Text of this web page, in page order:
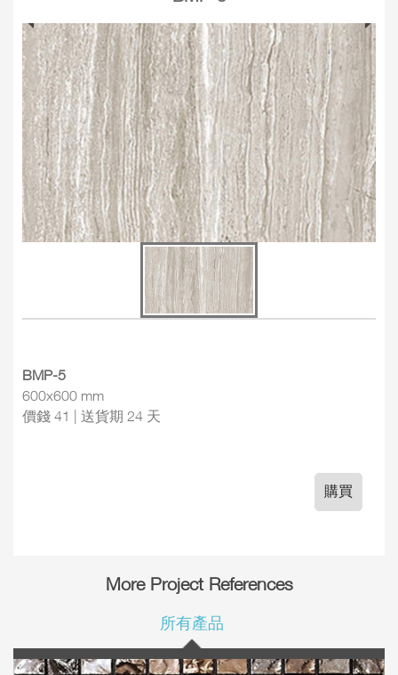
BMP-5
600x600 mm
價錢 41 | 送貨期 24 天
購買
More Project References
所有產品